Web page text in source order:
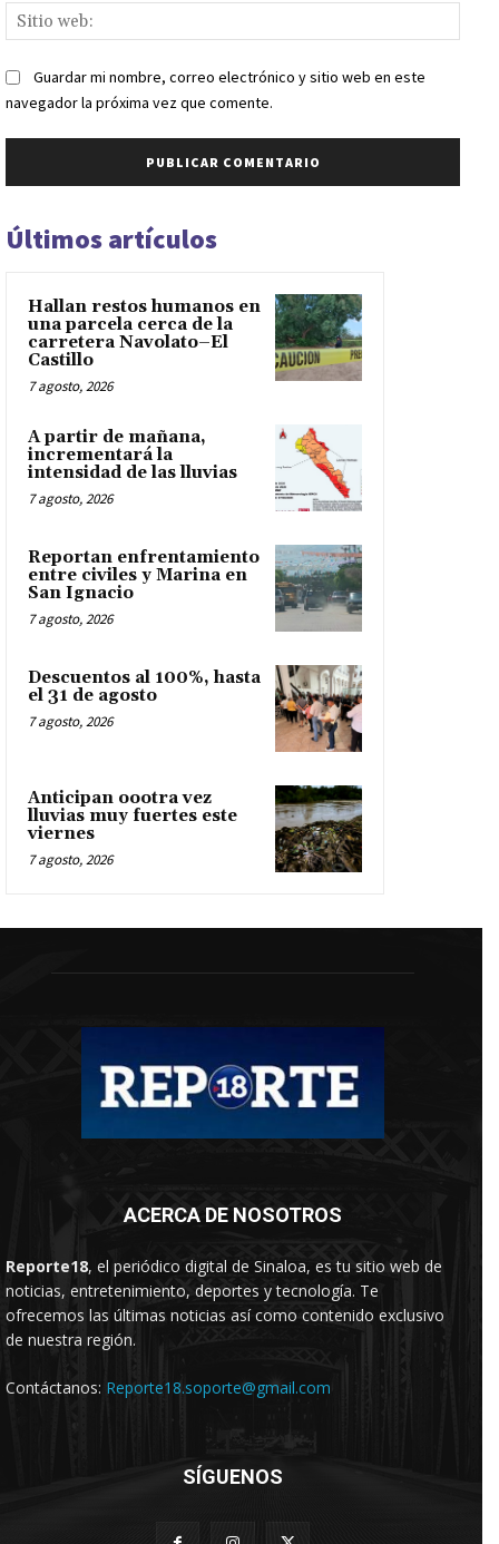
web:
Guardar mi nombre, correo electrónico y sitio web en este
navegador la próxima vez que comente.
Últimos artículos
Hallan restos humanos en
una parcela cerca de la
carretera Navolato–El
Castillo
7 agosto, 2026
A partir de mañana,
incrementará la
intensidad de las lluvias
7 agosto, 2026
Reportan enfrentamiento
entre civiles y Marina en
San Ignacio
7 agosto, 2026
Descuentos al 100%, hasta
el 31 de agosto
7 agosto, 2026
Anticipan oootra vez
lluvias muy fuertes este
viernes
7 agosto, 2026
ACERCA DE NOSOTROS
Reporte18, el periódico digital de Sinaloa, es tu sitio web de
noticias, entretenimiento, deportes y tecnología. Te
ofrecemos las últimas noticias así como contenido exclusivo
de nuestra región.
Contáctanos: Reporte18.soporte@gmail.com
SÍGUENOS